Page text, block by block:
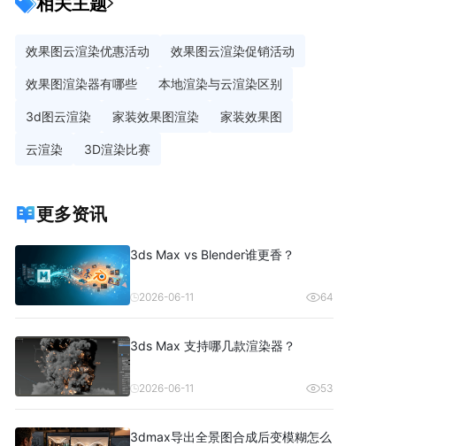
效果图云渲染优惠活动 效果图云渲染促销活动
效果图渲染器有哪些 本地渲染与云渲染区别
3d图云渲染 家装效果图渲染 家装效果图
云渲染 3D渲染比赛
更多资讯
3ds Max vs Blender谁更香？
2026-06-11 64
3ds Max 支持哪几款渲染器？
2026-06-11 53
3dmax导出全景图合成后变模糊怎么